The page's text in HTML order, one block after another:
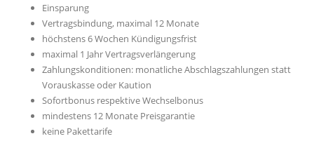
Einsparung
Vertragsbindung, maximal 12 Monate
höchstens 6 Wochen Kündigungsfrist
maximal 1 Jahr Vertragsverlängerung
Zahlungskonditionen: monatliche Abschlagszahlungen statt
Vorauskasse oder Kaution
Sofortbonus respektive Wechselbonus
mindestens 12 Monate Preisgarantie
keine Pakettarife